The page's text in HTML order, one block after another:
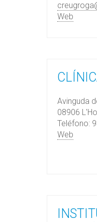
Web
Avinguda
08906
Teléfono:
Web